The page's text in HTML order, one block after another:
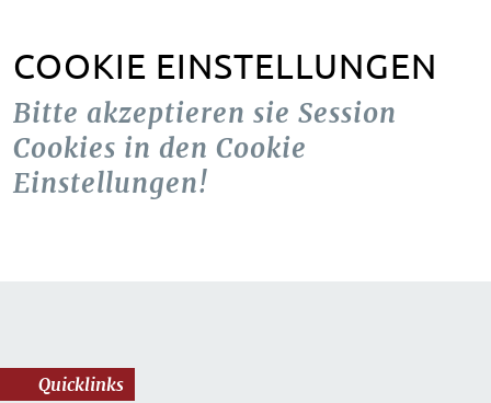
COOKIE EINSTELLUNGEN
Bitte akzeptieren sie Session
Cookies in den Cookie
Einstellungen!
Quicklinks